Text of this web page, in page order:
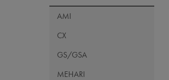
AMI
CX
GS/GSA
MEHARI